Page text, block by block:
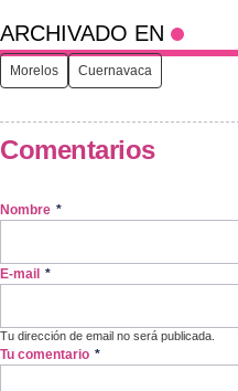
ARCHIVADO EN
Morelos Cuernavaca
Comentarios
Nombre *
E-mail *
Tu dirección de email no será publicada.
Tu comentario *